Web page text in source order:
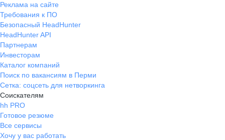
Реклама на сайте
Требования к ПО
Безопасный HeadHunter
HeadHunter API
Партнерам
Инвесторам
Каталог компаний
Поиск по вакансиям в Перми
Сетка: соцсеть для нетворкинга
Соискателям
hh PRO
Готовое резюме
Все сервисы
Хочу у вас работать